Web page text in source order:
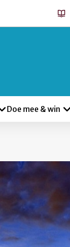
Doe mee & win